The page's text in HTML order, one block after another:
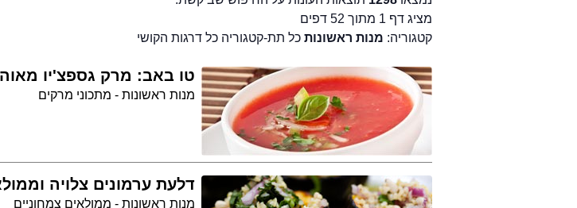
מציג דף 1 מתוך 52 דפים
קטגוריה: מנות ראשונותכל תת-קטגוריה כל דרגות הקושי
טו באב: מרק גספצ'יו
מנות ראשונות - מתכוני מרקים
דלעת ערמונים צלויה
מנות ראשונות - ממולאים צמחוניים